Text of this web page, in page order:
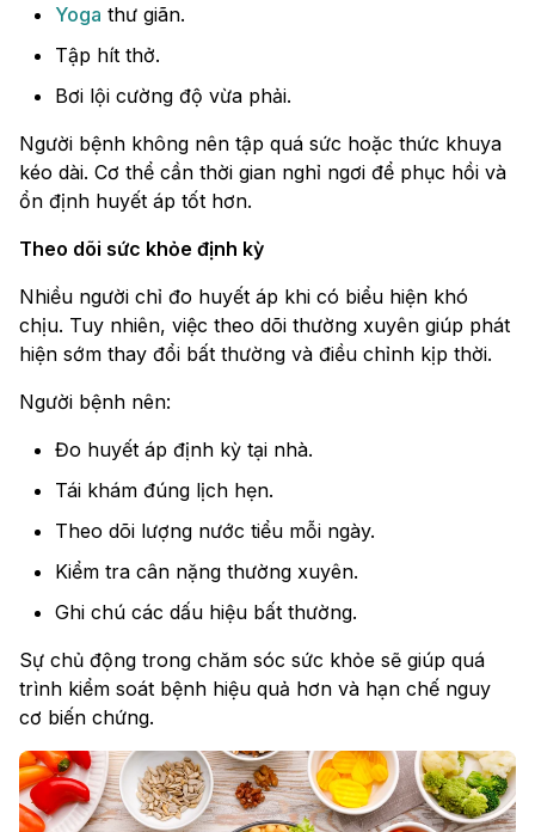
Yoga thư giãn.
Tập hít thở.
Bơi lội cường độ vừa phải.
Người bệnh không nên tập quá sức hoặc thức khuya
kéo dài. Cơ thể cần thời gian nghỉ ngơi để phục hồi và
ổn định huyết áp tốt hơn.
Theo dõi sức khỏe định kỳ
Nhiều người chỉ đo huyết áp khi có biểu hiện khó
chịu. Tuy nhiên, việc theo dõi thường xuyên giúp phát
hiện sớm thay đổi bất thường và điều chỉnh kịp thời.
Người bệnh nên:
Đo huyết áp định kỳ tại nhà.
Tái khám đúng lịch hẹn.
Theo dõi lượng nước tiểu mỗi ngày.
Kiểm tra cân nặng thường xuyên.
Ghi chú các dấu hiệu bất thường.
Sự chủ động trong chăm sóc sức khỏe sẽ giúp quá
trình kiểm soát bệnh hiệu quả hơn và hạn chế nguy
cơ biến chứng.